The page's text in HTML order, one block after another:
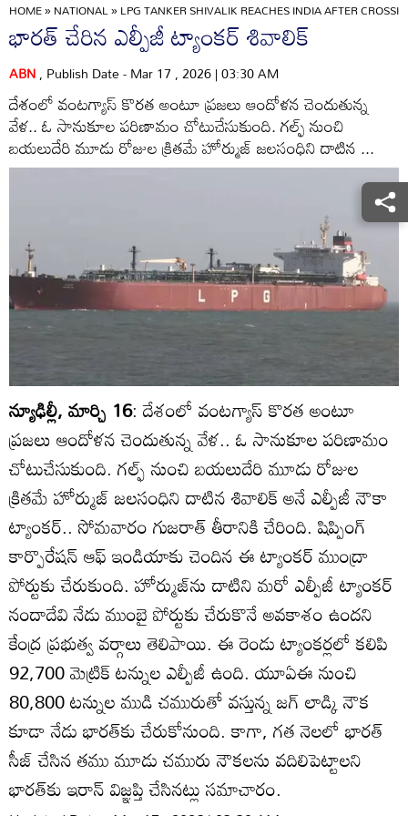
HOME»NATIONAL»LPG TANKER SHIVALIK REACHES INDIA AFTER
భారత్‌ చేరిన ఎల్పీజీ ట్యాంకర్‌ శివాలిక్‌
ABN, Publish Date - Mar 17 , 2026 | 03:30 AM
దేశంలో వంటగ్యాస్‌ కొరత అంటూ ప్రజలు ఆందోళన చెందుతున్న
వేళ.. ఓ సానుకూల పరిణామం చోటుచేసుకుంది. గల్ఫ్‌ నుంచి
బయలుదేరి మూడు రోజుల క్రితమే హోర్ముజ్‌ జలసంధిని దాటిన ...
న్యూఢిల్లీ, మార్చి 16: దేశంలో వంటగ్యాస్‌ కొరత అంటూ
ప్రజలు ఆందోళన చెందుతున్న వేళ.. ఓ సానుకూల పరిణామం
చోటుచేసుకుంది. గల్ఫ్‌ నుంచి బయలుదేరి మూడు రోజుల
క్రితమే హోర్ముజ్‌ జలసంధిని దాటిన శివాలిక్‌ అనే ఎల్పీజీ నౌకా
ట్యాంకర్‌.. సోమవారం గుజరాత్‌ తీరానికి చేరింది. షిప్పింగ్‌
కార్పొరేషన్‌ ఆఫ్‌ ఇండియాకు చెందిన ఈ ట్యాంకర్‌ ముంద్రా
పోర్టుకు చేరుకుంది. హోర్ముజ్‌ను దాటిని మరో ఎల్పీజీ ట్యాంకర్‌
నందాదేవి నేడు ముంబై పోర్టుకు చేరుకొనే అవకాశం ఉందని
కేంద్ర ప్రభుత్వ వర్గాలు తెలిపాయి. ఈ రెండు ట్యాంకర్లలో కలిపి
92,700 మెట్రిక్‌ టన్నుల ఎల్పీజీ ఉంది. యూఏఈ నుంచి
80,800 టన్నుల ముడి చమురుతో వస్తున్న జగ్‌ లాడ్కి నౌక
కూడా నేడు భారత్‌కు చేరుకోనుంది. కాగా, గత నెలలో భారత్‌
సీజ్‌ చేసిన తము మూడు చమురు నౌకలను వదిలిపెట్టాలని
భారత్‌కు ఇరాన్‌ విజ్ఞప్తి చేసినట్లు సమాచారం.